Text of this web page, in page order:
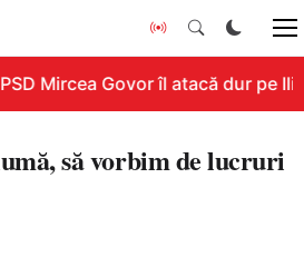
Mircea Govor îl atacă dur pe
să vorbim de lucruri